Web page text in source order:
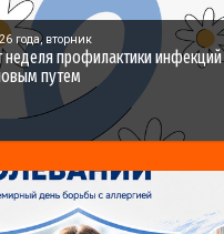
года, вторник
неделя профилактики инфекций
путем